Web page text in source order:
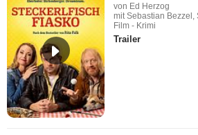
von Ed Herzog
mit Sebastian Bezzel,
Film - Krimi
Trailer